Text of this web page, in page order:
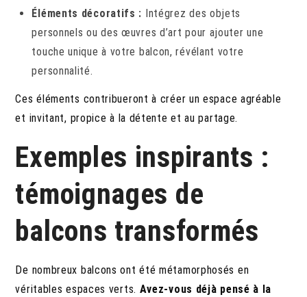
Éléments décoratifs : Intégrez des objets
personnels ou des œuvres d’art pour ajouter une
touche unique à votre balcon, révélant votre
personnalité.
Ces éléments contribueront à créer un espace agréable
et invitant, propice à la détente et au partage.
Exemples inspirants :
témoignages de
balcons transformés
De nombreux balcons ont été métamorphosés en
véritables espaces verts. Avez-vous déjà pensé à la